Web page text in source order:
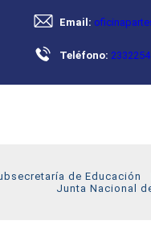
Email:
Teléfono:
de Educación
Junta Nacional